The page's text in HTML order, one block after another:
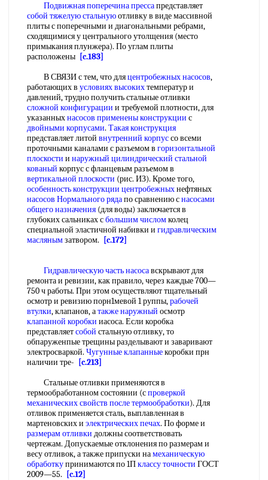
Подвижная поперечина прессапредставляет
собой тяжелую стальнуюотливку в виде массивной
плиты с поперечными и диагональными ребрами,
сходящимися у центрального утолщения (место
примыкания плунжера). По углам плиты
расположены [c.183]
В СВЯЗИ с тем, что дляцентробежных насосов,
работающих в условиях высокихтемператур и
давлений, трудно получить стальные отливки
сложной конфигурации и требуемой плотности, для
указанныхнасосов применены конструкции с
двойными корпусами. Такая конструкция
представляет литой внутренний корпуссо всеми
проточными каналами с разъемом в горизонтальной
плоскости и наружный цилиндрический стальной
кованый корпус с фланцевым разъемом в
вертикальной плоскости (рис. ИЗ). Кроме того,
особенность конструкции центробежныхнефтяных
насосов Нормального рядапо сравнению снасосами
общего назначения (для воды) заключается в
глубоких сальниках сбольшим числомколец
специальной эластичной набивки и гидравлическим
маслянымзатвором. [c.172]
Гидравлическую часть насосавскрывают для
ремонта и ревизии, как правило, через каждые 700—
750 ч работы. При этом осуществляют тщательный
осмотр и ревизию порн1мевой 1 руппы,рабочей
втулки, клапанов, атакже наружный осмотр
клапанной коробки иасоса. Если коробка
представляетсобой стальную отливку, то
обпаруженпые трещины разделывают и заваривают
электросваркой. Чугунные клапанныекоробки прн
наличии тре-
[c.213]
Стальные отливки применяются в
термообработанном состоянии (спроверкой
механических свойств после термообработки). Для
отливок применяется сталь, выплавленная в
мартеновских и электрических печах. По форме и
размерам отливки должны соответствовать
чертежам. Допускаемые отклонения по размерам и
весу отливок, а также припуски намеханическую
обработкупринимаются по 1Пклассу точности ГОСТ
2009—55.
[c.12]